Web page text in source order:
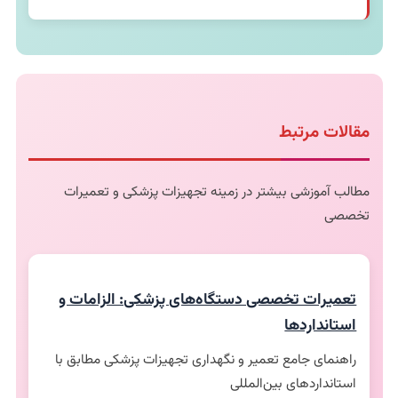
مدت زمان بستگی به نوع و شدت خرابی دارد. برای
مقالات مرتبط
مطالب آموزشی بیشتر در زمینه تجهیزات پزشکی و تعمیرات
تخصصی
تعمیرات تخصصی دستگاه‌های پزشکی: الزامات و
استانداردها
راهنمای جامع تعمیر و نگهداری تجهیزات پزشکی مطابق با
استانداردهای بین‌المللی